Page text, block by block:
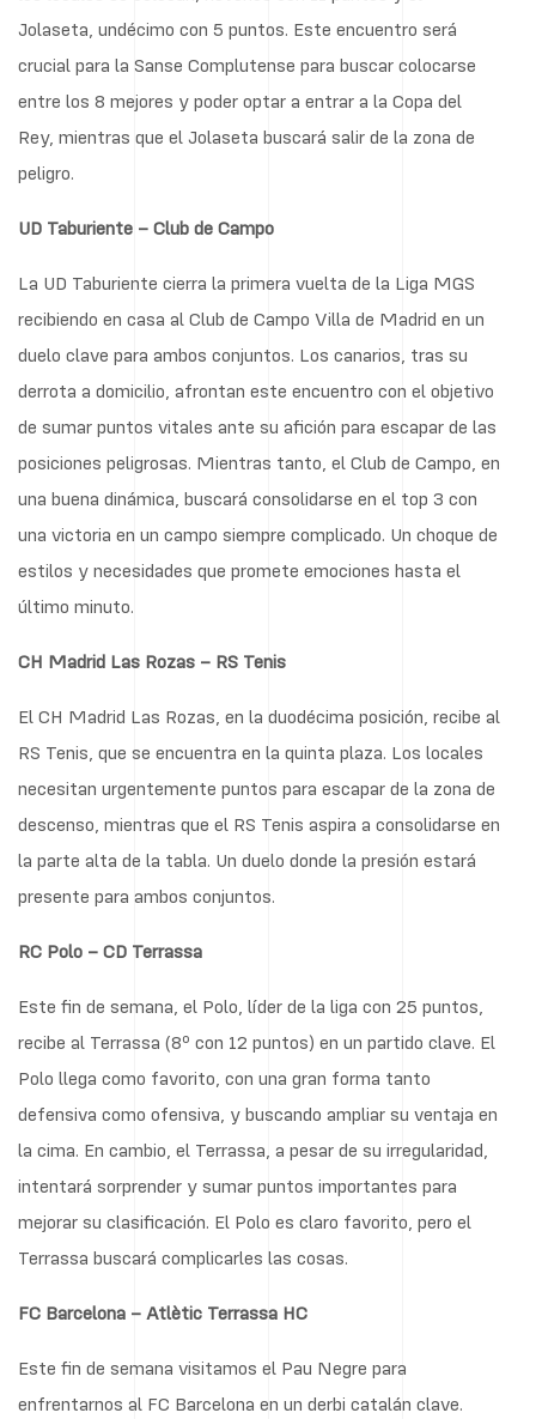
Jolaseta, undécimo con 5 puntos. Este encuentro será
crucial para la Sanse Complutense para buscar colocarse
entre los 8 mejores y poder optar a entrar a la Copa del
Rey, mientras que el Jolaseta buscará salir de la zona de
peligro.
UD Taburiente – Club de Campo
La UD Taburiente cierra la primera vuelta de la Liga MGS
recibiendo en casa al Club de Campo Villa de Madrid en un
duelo clave para ambos conjuntos. Los canarios, tras su
derrota a domicilio, afrontan este encuentro con el objetivo
de sumar puntos vitales ante su afición para escapar de las
posiciones peligrosas. Mientras tanto, el Club de Campo, en
una buena dinámica, buscará consolidarse en el top 3 con
una victoria en un campo siempre complicado. Un choque de
estilos y necesidades que promete emociones hasta el
último minuto.
CH Madrid Las Rozas – RS Tenis
El CH Madrid Las Rozas, en la duodécima posición, recibe al
RS Tenis, que se encuentra en la quinta plaza. Los locales
necesitan urgentemente puntos para escapar de la zona de
descenso, mientras que el RS Tenis aspira a consolidarse en
la parte alta de la tabla. Un duelo donde la presión estará
presente para ambos conjuntos.
RC Polo – CD Terrassa
Este fin de semana, el Polo, líder de la liga con 25 puntos,
recibe al Terrassa (8º con 12 puntos) en un partido clave. El
Polo llega como favorito, con una gran forma tanto
defensiva como ofensiva, y buscando ampliar su ventaja en
la cima. En cambio, el Terrassa, a pesar de su irregularidad,
intentará sorprender y sumar puntos importantes para
mejorar su clasificación. El Polo es claro favorito, pero el
Terrassa buscará complicarles las cosas.
FC Barcelona – Atlètic Terrassa HC
Este fin de semana visitamos el Pau Negre para
enfrentarnos al FC Barcelona en un derbi catalán clave.